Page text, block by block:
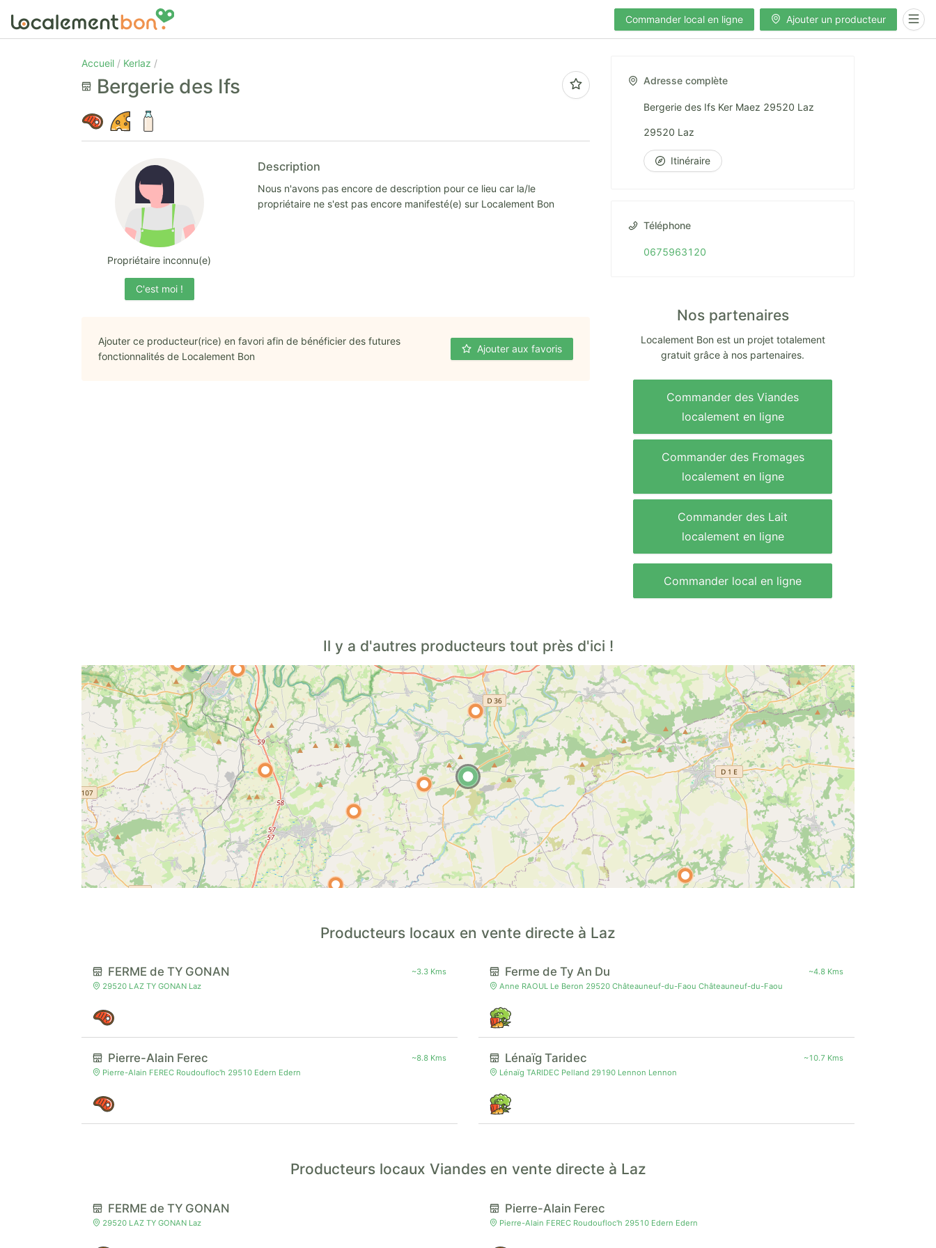
Commander local en ligne Ajouter un producteur
Accueil Kerlaz
Bergerie des Ifs
Propriétaire inconnu(e)
C'est moi !
Description
Nous n'avons pas encore de description pour ce lieu car la/le
propriétaire ne s'est pas encore manifesté(e) sur Localement Bon
Ajouter ce producteur(rice) en favori afin de bénéficier des futures
fonctionnalités de Localement Bon
Ajouter aux favoris
Adresse complète
Bergerie des Ifs Ker Maez 29520 Laz
29520 Laz
Itinéraire
Téléphone
0675963120
Nos partenaires
Localement Bon est un projet totalement
gratuit grâce à nos partenaires.
Commander des Viandes
localement en ligne
Commander des Fromages
localement en ligne
Commander des Lait
localement en ligne
Commander local en ligne
Il y a d'autres producteurs tout près d'ici !
Producteurs locaux en vente directe à Laz
FERME de TY GONAN
~3.3 Kms
29520 LAZ TY GONAN Laz
Pierre-Alain Ferec
~8.8 Kms
Pierre-Alain FEREC Roudoufloc'h 29510 Edern Edern
Ferme de Ty An Du
~4.8 Kms
Anne RAOUL Le Beron 29520 Châteauneuf-du-Faou Châteauneuf-du-Faou
Lénaïg Taridec
~10.7 Kms
Lénaïg TARIDEC Pelland 29190 Lennon Lennon
Producteurs locaux Viandes en vente directe à Laz
FERME de TY GONAN
29520 LAZ TY GONAN Laz
Pierre-Alain Ferec
Pierre-Alain FEREC Roudoufloc'h 29510 Edern Edern